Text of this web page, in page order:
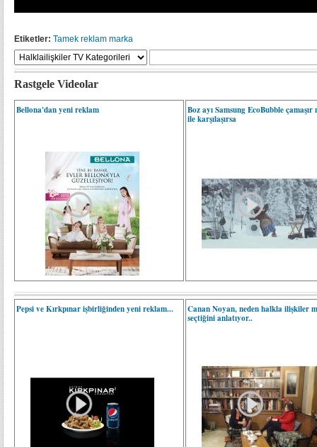
Etiketler: Tamek reklam marka
Rastgele Videolar
Bellona'dan yeni reklam
Boz ayı Samsung EcoBubble çamaşır
ile karşılaşırsa
Pepsi ve Kırkpınar işbirliğinden yeni reklam...
Canan Noyan, neden halkla ilişkiler
seçtiğini anlatıyor..